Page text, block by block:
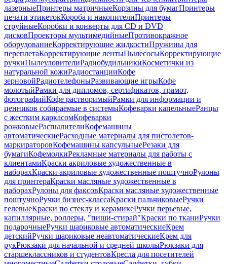
лазерныеПринтеры матричныеКорзины для бумагПринтеры
печати этикетокКороба и накопителиПринтеры
струйныеКоробки и конверты для CD и DVD
дисковПроекторы мультимедийныеПротивокражное
оборудованиеКорректирующие жидкостиПружины для
переплетаКорректирующие лентыПылесосыКорректирующие
ручкиПылеуловителиРадиобудильникиКосметички из
натуральной кожиРадиостанцииКофе
зерновойРадиотелефоныРазвивающие игрыКофе
молотыйРамки для дипломов, сертификатов, грамот,
фотографийКофе растворимыйРамки для информации и
ценников собираемые в системыКофеварки капельныеРанцы
с жестким каркасомКофеварки
рожковыеРаспылителиКофемашины
автоматическиеРасходные материалы для пистолетов-
маркираторовКофемашины капсульныеРезаки для
бумагиКофемолкиРекламные материалы для работы с
клиентамиКраски акриловые художественные в
наборахКраски акриловые художественные поштучноРулоны
для принтераКраски масляные художественные в
наборахРулоны для факсовКраски масляные художественные
поштучноРучки бизнес-классаКраски пальчиковыеРучки
гелевыеКраски по стеклу и керамикеРучки перьевые,
капиллярные, роллеры, "пиши-стирай"Краски по тканиРучки
подарочныеРучки шариковые автоматическиеКрем
детскийРучки шариковые неавтоматическиеКрем для
рукРюкзаки для начальной и средней школыРюкзаки для
старшеклассников и студентовКресла для посетителей